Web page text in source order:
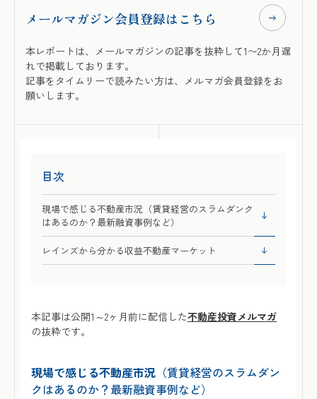
メールマガジン会員登録はこちら
本レポートは、メールマガジンの記事を抜粋して1〜2か月遅
れで掲載しております。
記事をタイムリーで読みたい方は、メルマガ会員登録をお
願いします。
目次
現場で感じる不動産市況（賃貸経営のスラムダンク
はあるのか？最新融資事例など）
レインズから分かる収益不動産マーケット
本記事は公開1～2ヶ月前に配信した不動産投資メルマガ
の抜粋です。
現場で感じる不動産市況 （賃貸経営のスラムダン
クはあるのか？最新融資事例など）